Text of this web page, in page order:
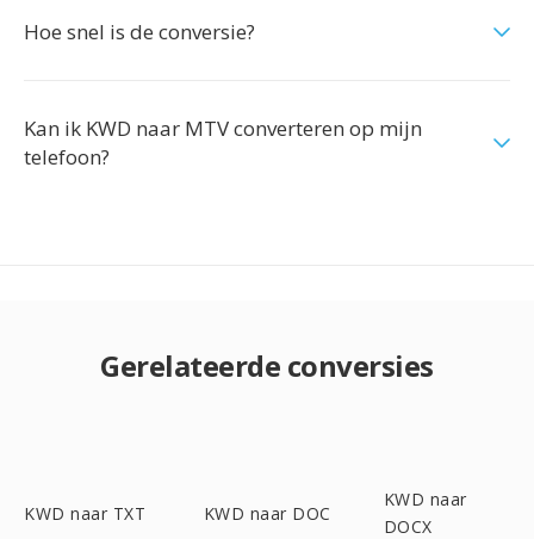
Hoe snel is de conversie?
Kan ik KWD naar MTV converteren op mijn
telefoon?
Gerelateerde conversies
KWD naar TXT KWD naar DOC
KWD naar
DOCX